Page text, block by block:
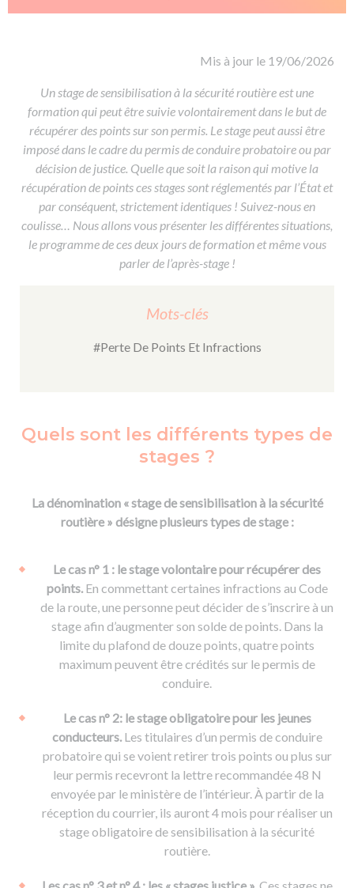
Formations pro.
Formation CACES
Devenir enseignant de la conduite
Mis à jour le 19/06/2026
Un stage de sensibilisation à la sécurité routière est une
formation qui peut être suivie volontairement dans le but de
récupérer des points sur son permis. Le stage peut aussi être
imposé dans le cadre du permis de conduire probatoire ou par
décision de justice. Quelle que soit la raison qui motive la
récupération de points ces stages sont réglementés par l’État et
par conséquent, strictement identiques ! Suivez-nous en
coulisse… Nous allons vous présenter les différentes situations,
le programme de ces deux jours de formation et même vous
parler de l’après-stage !
Mots-clés
#Perte De Points Et Infractions
Quels sont les différents types de
stages ?
La dénomination « stage de sensibilisation à la sécurité
routière » désigne plusieurs types de stage :
Le cas n° 1 : le stage volontaire pour récupérer des
points.En commettant certaines infractions au Code
de la route, une personne peut décider de s’inscrire à un
stage afin d’augmenter son solde de points. Dans la
limite du plafond de douze points, quatre points
maximum peuvent être crédités sur le permis de
conduire.
Le cas n° 2: le stage obligatoire pour les jeunes
conducteurs.Les titulaires d’un permis de conduire
probatoire qui se voient retirer trois points ou plus sur
leur permis recevront la lettre recommandée 48 N
envoyée par le ministère de l’intérieur. À partir de la
réception du courrier, ils auront 4 mois pour réaliser un
stage obligatoire de sensibilisation à la sécurité
routière.